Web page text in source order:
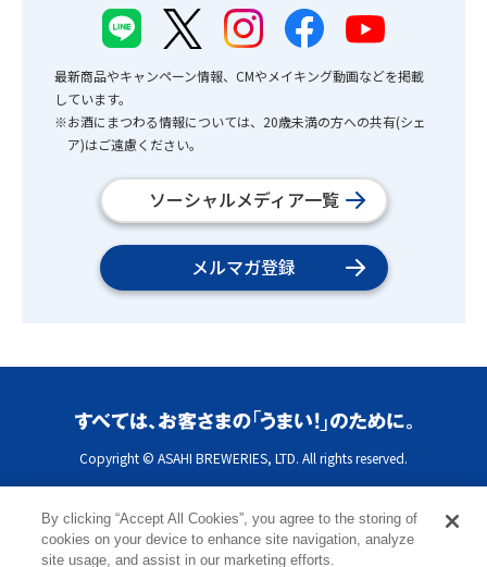
最新商品やキャンペーン情報、CMやメイキング動画などを掲載
しています。
※お酒にまつわる情報については、20歳未満の方への共有(シェ
ア)はご遠慮ください。
ソーシャルメディア一覧
メルマガ登録
Copyright © ASAHI BREWERIES, LTD. All rights reserved.
By clicking “Accept All Cookies”, you agree to the storing of
cookies on your device to enhance site navigation, analyze
site usage, and assist in our marketing efforts.